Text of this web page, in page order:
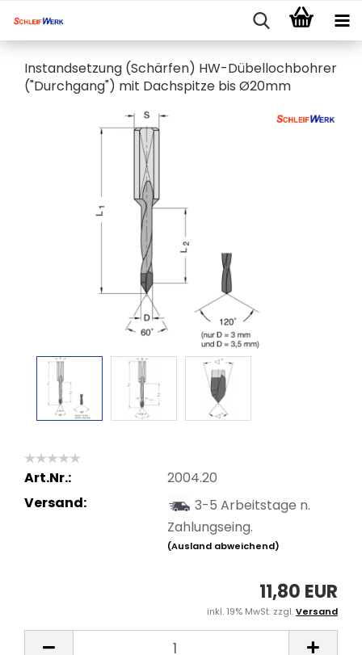
Instandsetzung (Schärfen) HW-Dübellochbohrer
("Durchgang") mit Dachspitze bis Ø20mm
Art.Nr.:
2004.20
Versand:
3-5 Arbeitstage n.
Zahlungseing.
(Ausland abweichend)
11,80 EUR
inkl. 19% MwSt. zzgl.Versand